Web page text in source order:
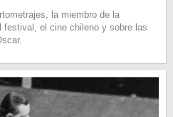
la miembro de la
festival, el cine chileno y sobre las